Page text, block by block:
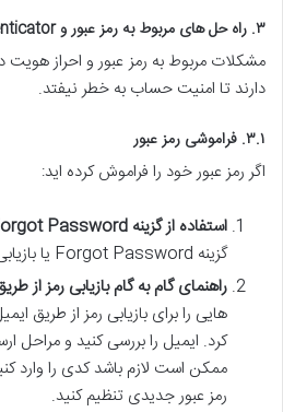
۳. راه حل های مربوط به رمز عبور و Google Authenticator
مشکلات مربوط به رمز عبور و احراز هویت
دارند تا امنیت حساب به خطر نیفتد.
۳.۱. فراموشی رمز عبور
اگر رمز عبور خود را فراموش کرده اید:
استفاده از گزینه Forgot Password:
گزینه Forgot Password یا بازیابی رمز عبور را انتخاب کنید.
راهنمای گام به گام بازیابی رمز از
هایی را برای بازیابی رمز از طریق
کرد. ایمیل را بررسی کنید و مراحل
ممکن است لازم باشد کدی را وارد
رمز عبور جدیدی تنظیم کنید.